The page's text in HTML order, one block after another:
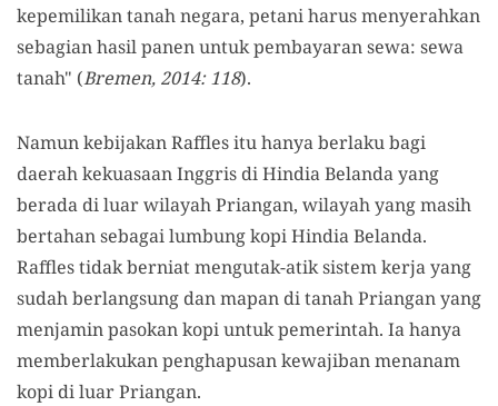
kepemilikan tanah negara, petani harus menyerahkan
sebagian hasil panen untuk pembayaran sewa: sewa
tanah" (Bremen, 2014: 118).
Namun kebijakan Raffles itu hanya berlaku bagi
daerah kekuasaan Inggris di Hindia Belanda yang
berada di luar wilayah Priangan, wilayah yang masih
bertahan sebagai lumbung kopi Hindia Belanda.
Raffles tidak berniat mengutak-atik sistem kerja yang
sudah berlangsung dan mapan di tanah Priangan yang
menjamin pasokan kopi untuk pemerintah. Ia hanya
memberlakukan penghapusan kewajiban menanam
kopi di luar Priangan.